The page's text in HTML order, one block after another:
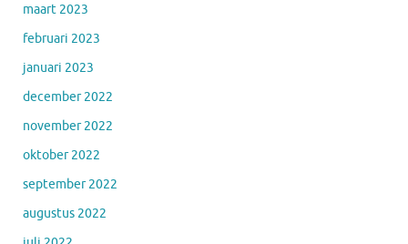
maart 2023
februari 2023
januari 2023
december 2022
november 2022
oktober 2022
september 2022
augustus 2022